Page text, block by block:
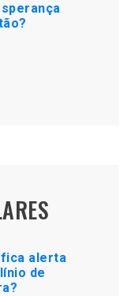
alerta
de